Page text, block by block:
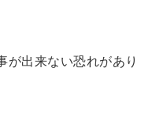
出来ない恐れがあり